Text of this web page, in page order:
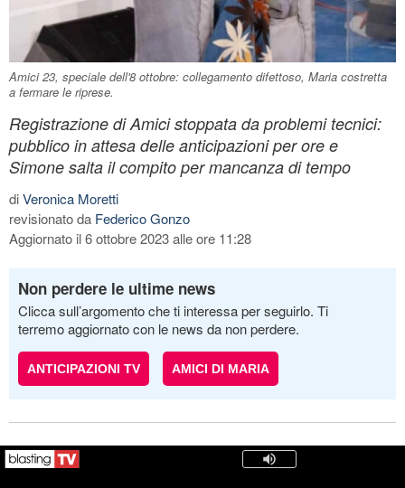
Amici 23, speciale dell'8 ottobre: collegamento difettoso, Maria costretta
a fermare le riprese.
Registrazione di Amici stoppata da problemi tecnici:
pubblico in attesa delle anticipazioni per ore e
Simone salta il compito per mancanza di tempo
diVeronica Moretti
revisionato da Federico Gonzo
Aggiornato il 6 ottobre 2023 alle ore 11:28
Non perdere le ultime news
Clicca sull’argomento che ti interessa per seguirlo. Ti
terremo aggiornato con le news da non perdere.
ANTICIPAZIONI TV AMICI DI MARIA